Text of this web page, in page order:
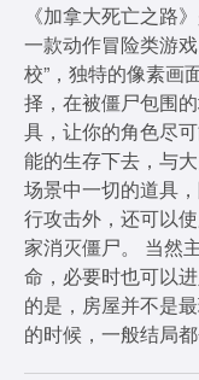
《加拿大死亡之路
一款动作冒险类游
校”，独特的像素画
择，在被僵尸包围
具，让你的角色尽
能的生存下去，与
场景中一切的道具
行攻击外，还可以
家消灭僵尸。 当然
命，必要时也可以
的是，房屋并不是
的时候，一般结局都